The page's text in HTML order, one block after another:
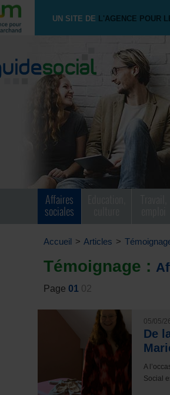
UN SITE DE L'AGENCE POUR
Affaires
sociales
Accueil > Articles >
Témoignage :
Page 01 02
05/05/
De
A
Social